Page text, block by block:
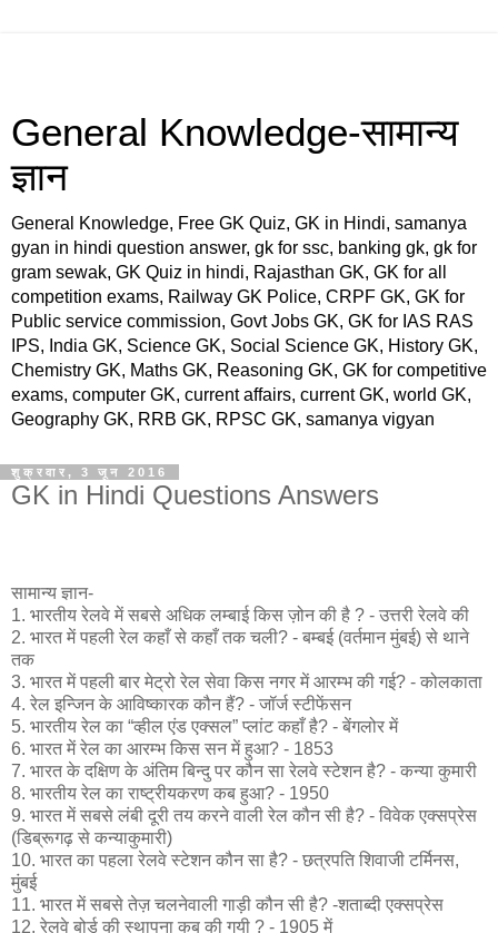
General Knowledge-सामान्य
ज्ञान
General Knowledge, Free GK Quiz, GK in Hindi, samanya
gyan in hindi question answer, gk for ssc, banking gk, gk for
gram sewak, GK Quiz in hindi, Rajasthan GK, GK for all
competition exams, Railway GK Police, CRPF GK, GK for
Public service commission, Govt Jobs GK, GK for IAS RAS
IPS, India GK, Science GK, Social Science GK, History GK,
Chemistry GK, Maths GK, Reasoning GK, GK for competitive
exams, computer GK, current affairs, current GK, world GK,
Geography GK, RRB GK, RPSC GK, samanya vigyan
शुक्रवार, 3 जून 2016
GK in Hindi Questions Answers
सामान्य ज्ञान-
1. भारतीय रेलवे में सबसे अधिक लम्बाई किस ज़ोन की है ? - उत्तरी रेलवे की
2. भारत में पहली रेल कहाँ से कहाँ तक चली? - बम्बई (वर्तमान मुंबई) से थाने
तक
3. भारत में पहली बार मेट्रो रेल सेवा किस नगर में आरम्भ की गई? - कोलकाता
4. रेल इन्जिन के आविष्कारक कौन हैं? - जॉर्ज स्टीफेंसन
5. भारतीय रेल का “व्हील एंड एक्सल” प्लांट कहाँ है? - बेंगलोर में
6. भारत में रेल का आरम्भ किस सन में हुआ? - 1853
7. भारत के दक्षिण के अंतिम बिन्दु पर कौन सा रेलवे स्टेशन है? - कन्या कुमारी
8. भारतीय रेल का राष्ट्रीयकरण कब हुआ? - 1950
9. भारत में सबसे लंबी दूरी तय करने वाली रेल कौन सी है? - विवेक एक्सप्रेस
(डिब्रूगढ़ से कन्याकुमारी)
10. भारत का पहला रेलवे स्टेशन कौन सा है? - छत्रपति शिवाजी टर्मिनस,
मुंबई
11. भारत में सबसे तेज़ चलनेवाली गाड़ी कौन सी है? -शताब्दी एक्सप्रेस
12. रेलवे बोर्ड की स्थापना कब की गयी ? - 1905 में